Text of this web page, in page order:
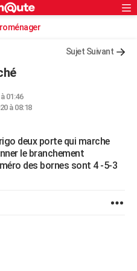
Sujet Suivant
01:46
à 08:18
deux porte qui marche
le branchement
des bornes sont 4 -5-3